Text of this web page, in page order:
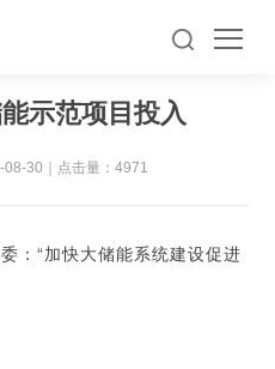
示范项目投入
08-30 点击量：4971
：“加快大储能系统建设促进